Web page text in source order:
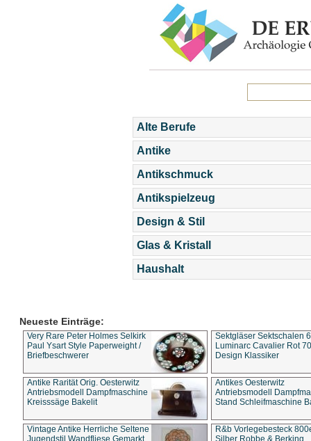
Alte Berufe
Antike
Antikschmuck
Antikspielzeug
Design & Stil
Glas & Kristall
Haushalt
Neueste Einträge:
Very Rare Peter Holmes Selkirk
Paul Ysart Style Paperweight /
Briefbeschwerer
Sektgläser Sektschalen
Luminarc Cavalier Rot
Design Klassiker
Antike Rarität Orig. Oesterwitz
Antriebsmodell Dampfmaschine
Kreisssäge Bakelit
Antikes Oesterwitz
Antriebsmodell
Stand Schleifmaschine
Vintage Antike Herrliche Seltene
Jugendstil Wandfliese Gemarkt
R&b Vorlegebesteck
Silber Robbe & Berking